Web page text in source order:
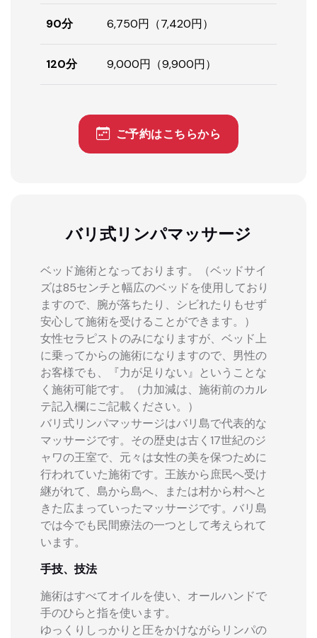
90分 6,750円（7,420円）
120分 9,000円（9,900円）
ご予約はこちらから
バリ式リンパマッサージ
ベッド施術となっております。（ベッドサイ
ズは85センチと幅広のベッドを使用しており
ますので、腕が落ちたり、シビれたりもせず
安心して施術を受けることができます。）
女性セラピストのみになりますが、ベッド上
に乗ってからの施術になりますので、男性の
お客様でも、『力が足りない』ということな
く施術可能です。（力加減は、施術前のカル
テ記入欄にご記載ください。）
バリ式リンパマッサージはバリ島で代表的な
マッサージです。その歴史は古く17世紀のジ
ャワの王室で、元々は女性の美を保つために
行われていた施術です。王族から庶民へ受け
継がれて、島から島へ、または村から村へと
きた広まっていったマッサージです。バリ島
では今でも民間療法の一つとして考えられて
います。
手技、技法
施術はすべてオイルを使い、オールハンドで
手のひらと指を使います。
ゆっくりしっかりと圧をかけながらリンパの